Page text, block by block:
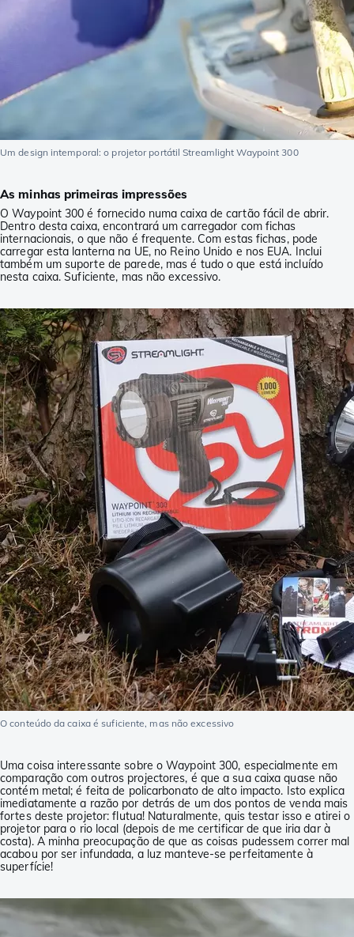
Um design intemporal: o projetor portátil Streamlight Waypoint 300
As minhas primeiras impressões
O Waypoint 300 é fornecido numa caixa de cartão fácil de abrir.
Dentro desta caixa, encontrará um carregador com fichas
internacionais, o que não é frequente. Com estas fichas, pode
carregar esta lanterna na UE, no Reino Unido e nos EUA. Inclui
também um suporte de parede, mas é tudo o que está incluído
nesta caixa. Suficiente, mas não excessivo.
O conteúdo da caixa é suficiente, mas não excessivo
Uma coisa interessante sobre o Waypoint 300, especialmente em
comparação com outros projectores, é que a sua caixa quase não
contém metal; é feita de policarbonato de alto impacto. Isto explica
imediatamente a razão por detrás de um dos pontos de venda mais
fortes deste projetor: flutua! Naturalmente, quis testar isso e atirei o
projetor para o rio local (depois de me certificar de que iria dar à
costa). A minha preocupação de que as coisas pudessem correr mal
acabou por ser infundada, a luz manteve-se perfeitamente à
superfície!